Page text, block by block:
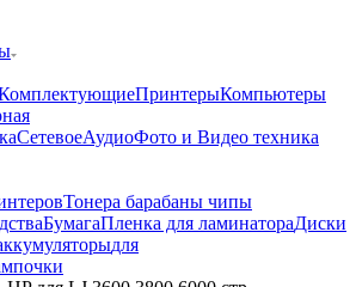
ПринтерыКомпьютеры
СетевоеАудиоФото и Видео техника
Тонера барабаны чипы
БумагаПленка для ламинатораДиски
для